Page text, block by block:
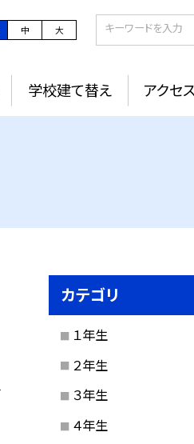
中 大
学校建て替え アクセ
カテゴリ
１年生
２年生
３年生
４年生